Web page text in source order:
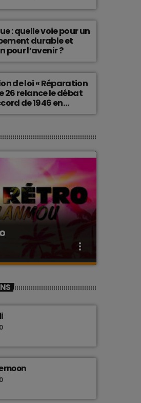
: quelle voie pour un
durable et
pour l’avenir ?
de loi « Réparation
26 relance le débat
de 1946 en
more_vert
années 80